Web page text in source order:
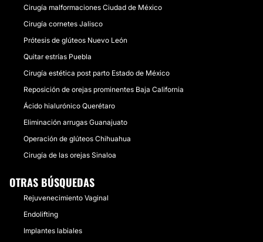
Cirugía malformaciones Ciudad de México
Cirugía cornetes Jalisco
Prótesis de glúteos Nuevo León
Quitar estrías Puebla
Cirugía estética post parto Estado de México
Reposición de orejas prominentes Baja California
Ácido hialurónico Querétaro
Eliminación arrugas Guanajuato
Operación de glúteos Chihuahua
Cirugía de las orejas Sinaloa
OTRAS BÚSQUEDAS
Rejuvenecimiento Vaginal
Endolifting
Implantes labiales